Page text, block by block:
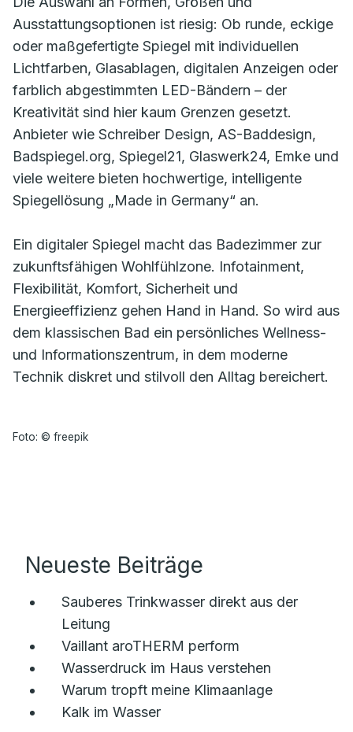
Ausstattungsoptionen ist riesig: Ob runde, eckige
oder maßgefertigte Spiegel mit individuellen
Lichtfarben, Glasablagen, digitalen Anzeigen oder
farblich abgestimmten LED-Bändern – der
Kreativität sind hier kaum Grenzen gesetzt.
Anbieter wie Schreiber Design, AS-Baddesign,
Badspiegel.org, Spiegel21, Glaswerk24, Emke und
viele weitere bieten hochwertige, intelligente
Spiegellösung „Made in Germany“ an.
Ein digitaler Spiegel macht das Badezimmer zur
zukunftsfähigen Wohlfühlzone. Infotainment,
Flexibilität, Komfort, Sicherheit und
Energieeffizienz gehen Hand in Hand. So wird aus
dem klassischen Bad ein persönliches Wellness-
und Informationszentrum, in dem moderne
Technik diskret und stilvoll den Alltag bereichert.
Foto: © freepik
Neueste Beiträge
Sauberes Trinkwasser direkt aus der
Leitung
Vaillant aroTHERM perform
Wasserdruck im Haus verstehen
Warum tropft meine Klimaanlage
Kalk im Wasser